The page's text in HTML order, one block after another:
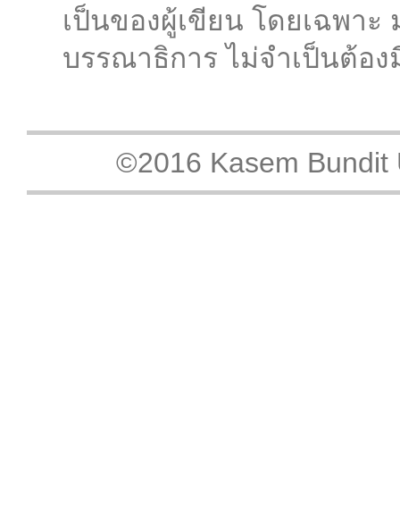
เป็นของผู้เขียน โดยเฉพา
บรรณาธิการ ไม่จำเป็นต้อ
©2016 Kasem Bundit